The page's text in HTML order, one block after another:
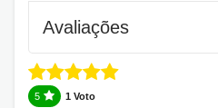
Avaliações
5 1 Voto